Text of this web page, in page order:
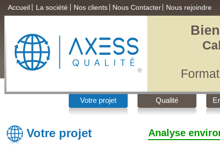
Analyse
Votre projet
Qualité
Votre projet
Accueil La société Nos clients Nous Contacter Nous rejoindre
®
Qualité ,